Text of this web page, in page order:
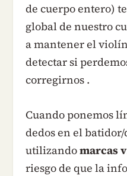
de cuerpo entero)
global de nuestro
a mantener el
detectar si
corregirnos .
Cuando ponemos
dedos en el
utilizandomarcas
riesgo de que la